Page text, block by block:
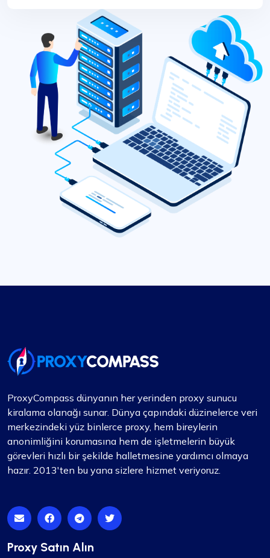
ProxyCompass dünyanın her yerinden proxy sunucu
kiralama olanağı sunar. Dünya çapındaki düzinelerce veri
merkezindeki yüz binlerce proxy, hem bireylerin
anonimliğini korumasına hem de işletmelerin büyük
görevleri hızlı bir şekilde halletmesine yardımcı olmaya
hazır. 2013'ten bu yana sizlere hizmet veriyoruz.
Proxy Satın Alın